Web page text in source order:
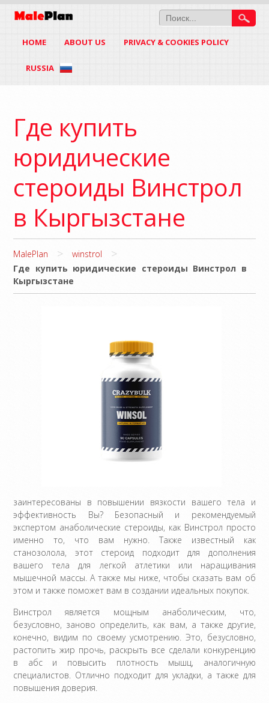
HOME ABOUT US PRIVACY & COOKIES POLICY
RUSSIA
Где купить
юридические
стероиды Винстрол
в Кыргызстане
MalePlan > winstrol >
Где купить юридические стероиды Винстрол в
Кыргызстане
заинтересованы в повышении вязкости вашего тела и
эффективность Вы? Безопасный и рекомендуемый
экспертом анаболические стероиды, как Винстрол просто
именно то, что вам нужно. Также известный как
станозолола, этот стероид подходит для дополнения
вашего тела для легкой атлетики или наращивания
мышечной массы. А также мы ниже, чтобы сказать вам об
этом и также поможет вам в создании идеальных покупок.
Винстрол является мощным анаболическим, что,
безусловно, заново определить, как вам, а также другие,
конечно, видим по своему усмотрению. Это, безусловно,
растопить жир прочь, раскрыть все сделали конкуренцию
в абс и повысить плотность мышц, аналогичную
специалистов. Отлично подходит для укладки, а также для
повышения доверия.